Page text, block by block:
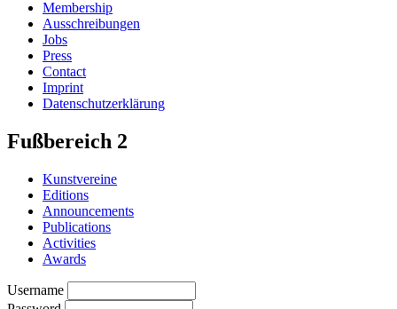
Membership
Ausschreibungen
Jobs
Press
Contact
Imprint
Datenschutzerklärung
Fußbereich 2
Kunstvereine
Editions
Announcements
Publications
Activities
Awards
Username